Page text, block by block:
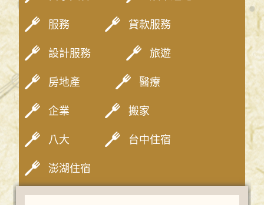
服務 貸款服務
設計服務 旅遊
房地產 醫療
企業 搬家
八大 台中住宿
澎湖住宿